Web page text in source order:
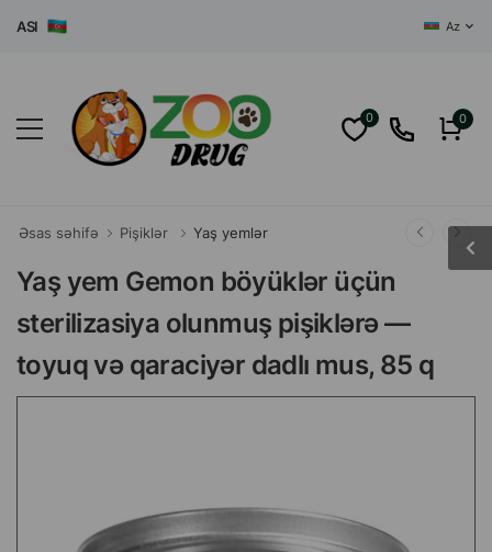
Az
0 0
Əsas səhifə Pişiklər Yaş yemlər
Yaş yem Gemon böyüklər üçün
sterilizasiya olunmuş pişiklərə —
toyuq və qaraciyər dadlı mus, 85 q